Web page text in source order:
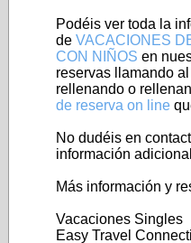
Podéis ver toda la
de VACACIONES
CON NIÑOS en
reservas llamando
rellenando o
de reserva on line
No dudéis en
información
Más información y
Vacaciones Singles
Easy Travel